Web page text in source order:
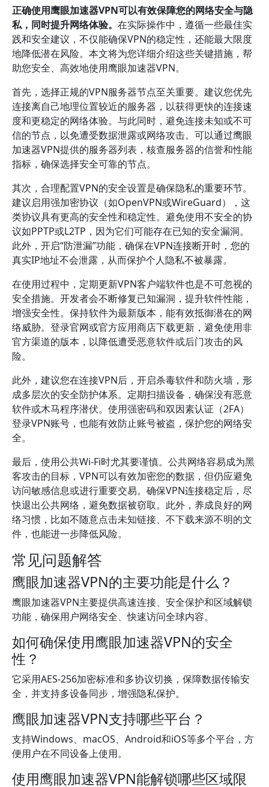
正确使用鹰眼加速器VPN可以有效保障您的网络安全与隐
私，同时提升网络体验。 在实际操作中，遵循一些最佳实
践和安全建议，不仅能确保VPN的稳定性，还能最大限度
地降低潜在风险。本文将为您详细介绍这些关键措施，帮
助您安全、高效地使用鹰眼加速器VPN。
首先，选择正规的VPN服务器节点至关重要。建议您优先
连接离自己地理位置较近的服务器，以获得更快的连接速
度和更稳定的网络体验。与此同时，避免连接未知或不可
信的节点，以免遭受数据泄露或网络攻击。可以通过鹰眼
加速器VPN提供的服务器列表，核查服务器的信誉和性能
指标，确保选择安全可靠的节点。
其次，合理配置VPN的安全设置是确保隐私的重要环节。
建议启用强加密协议（如OpenVPN或WireGuard），这
类协议具有更高的安全性和稳定性。避免使用不安全的协
议如PPTP或L2TP，因为它们可能存在已知的安全漏洞。
此外，开启“防泄漏”功能，确保在VPN连接断开时，您的
真实IP地址不会泄露，从而保护个人隐私不被暴露。
在使用过程中，定期更新VPN客户端软件也是不可忽视的
安全措施。开发者会不断修复已知漏洞，提升软件性能，
增强安全性。保持软件为最新版本，能有效抵御潜在的网
络威胁。登录官网或官方应用商店下载更新，避免使用非
官方渠道的版本，以降低遭受恶意软件或后门攻击的风
险。
此外，建议您在连接VPN后，开启杀毒软件和防火墙，形
成多层次的安全防护体系。定期扫描设备，确保没有恶意
软件或木马程序潜伏。使用强密码和双因素认证（2FA）
登录VPN账号，也能有效防止账号被盗，保护您的网络安
全。
最后，使用公共Wi-Fi时尤其要谨慎。公共网络容易成为黑
客攻击的目标，VPN可以有效加密您的数据，但仍应避免
访问敏感信息或进行重要交易。确保VPN连接稳定后，尽
快退出公共网络，避免数据被窃取。此外，养成良好的网
络习惯，比如不随意点击未知链接、不下载来源不明的文
件，也能进一步降低风险。
常见问题解答
鹰眼加速器VPN的主要功能是什么？
鹰眼加速器VPN主要提供高速连接、安全保护和区域解锁
功能，确保用户网络安全、快速访问全球内容。
如何确保使用鹰眼加速器VPN的安全
性？
它采用AES-256加密标准和多协议切换，保障数据传输安
全，并支持多设备同步，增强隐私保护。
鹰眼加速器VPN支持哪些平台？
支持Windows、macOS、Android和iOS等多个平台，方
便用户在不同设备上使用。
使用鹰眼加速器VPN能解锁哪些区域限